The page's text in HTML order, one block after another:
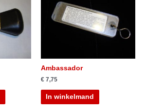
Ambassador
€ 7,75
In winkelmand